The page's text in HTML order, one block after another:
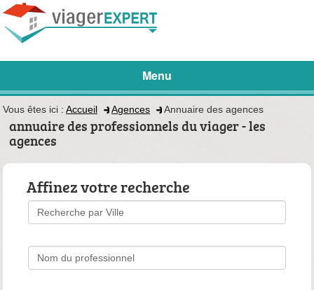
Menu
Vous êtes ici : Accueil Agences Annuaire des agences
annuaire des professionnels du viager - les
agences
Affinez votre recherche